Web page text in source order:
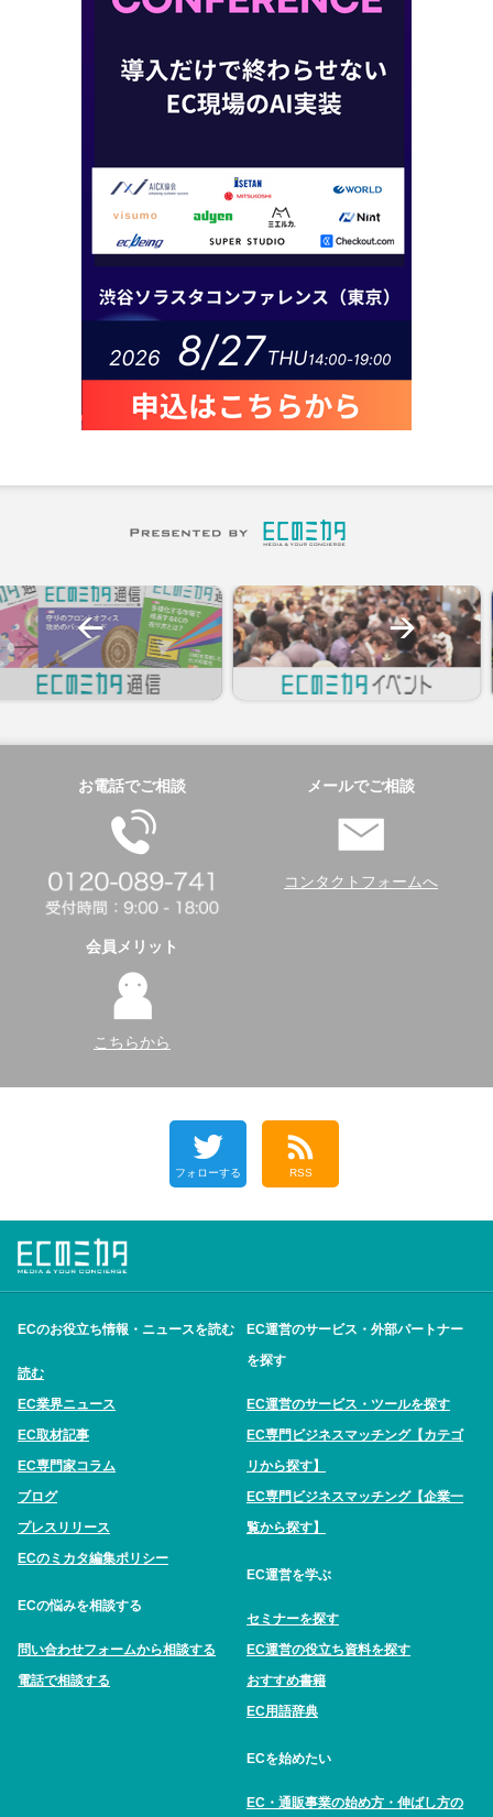
お電話でご相談 メールでご相談
コンタクトフォームへ
会員メリット
こちらから
フォローする RSS
ECのお役立ち情報・ニュースを読む
読む
EC業界ニュース
EC取材記事
EC専門家コラム
ブログ
プレスリリース
ECのミカタ編集ポリシー
ECの悩みを相談する
問い合わせフォームから相談する
電話で相談する
EC運営のサービス・外部パートナー
を探す
EC運営のサービス・ツールを探す
EC専門ビジネスマッチング【カテゴ
リから探す】
EC専門ビジネスマッチング【企業一
覧から探す】
EC運営を学ぶ
セミナーを探す
EC運営の役立ち資料を探す
おすすめ書籍
EC用語辞典
ECを始めたい
EC・通販事業の始め方・伸ばし方の